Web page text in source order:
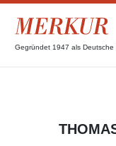
Gegründet 1947 als Deutsche